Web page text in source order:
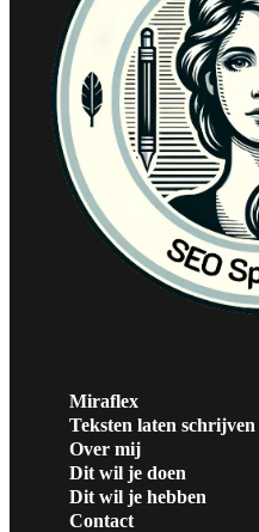
Miraflex
Teksten laten schrijven
Over mij
Dit wil je doen
Dit wil je hebben
Contact